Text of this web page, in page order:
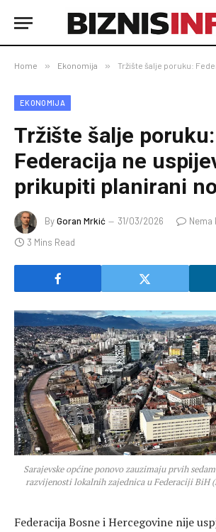
Home » Ekonomija » Tržište šalje poruku: Federacija ne
EKONOMIJA
Tržište šalje poruku:
Federacija ne
prikupiti planirani
ByGoran Mrkić 31/03/2026
Nema
3 Mins Read
Sarajevske općine ponovo zauzimaju prvih
razvijenosti lokalnih zajednica u Federaciji BiH
Federacija Bosne i Hercegovine nije